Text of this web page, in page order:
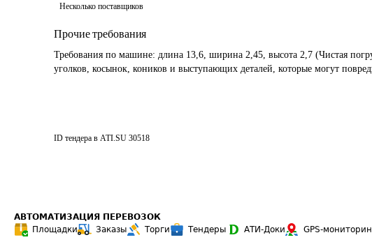
Несколько поставщиков
Прочие требования
Требования по машине: длина 13,6, ширина 2,45, высота 2,7 (Чистая
уголков, косынок, коников и выступающих деталей, которые могут
ID тендера в ATI.SU 30518
АВТОМАТИЗАЦИЯ ПЕРЕВОЗОК
Площадки
Заказы Торги Тендеры АТИ-Доки GPS-